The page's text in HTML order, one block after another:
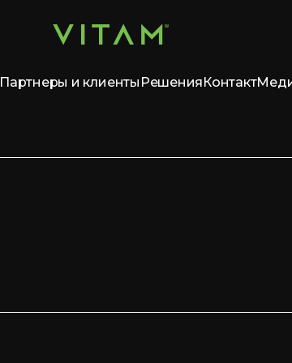
Партнеры и клиенты РешенияКонтакт